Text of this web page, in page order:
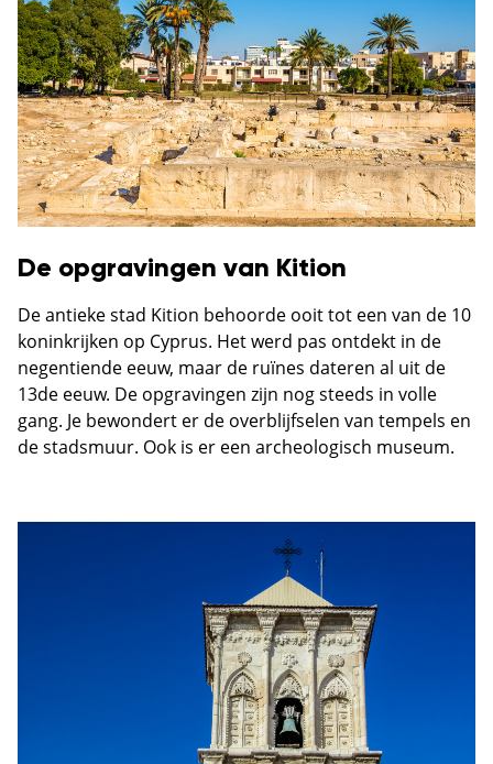
De opgravingen van Kition
De antieke stad Kition behoorde ooit tot een van de 10
koninkrijken op Cyprus. Het werd pas ontdekt in de
negentiende eeuw, maar de ruïnes dateren al uit de
13de eeuw. De opgravingen zijn nog steeds in volle
gang. Je bewondert er de overblijfselen van tempels en
de stadsmuur. Ook is er een archeologisch museum.